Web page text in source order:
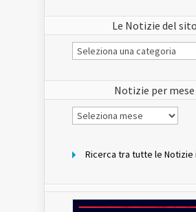
Le Notizie del sito
Le
Notizie
Notizie per mese
Notizie
per
Ricerca tra tutte le Notizie